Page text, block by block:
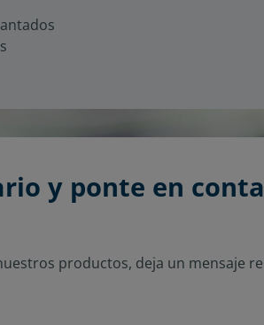
y ponte en
productos, deja un mensaje